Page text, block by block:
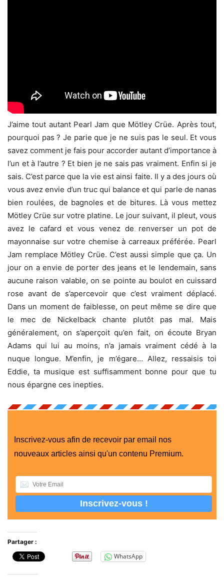
J’aime tout autant Pearl Jam que Mötley Crüe. Après tout,
pourquoi pas ? Je parie que je ne suis pas le seul. Et vous
savez comment je fais pour accorder autant d’importance à
l’un et à l’autre ? Et bien je ne sais pas vraiment. Enfin si je
sais. C’est parce que la vie est ainsi faite. Il y a des jours où
vous avez envie d’un truc qui balance et qui parle de nanas
bien roulées, de bagnoles et de bitures. Là vous mettez
Mötley Crüe sur votre platine. Le jour suivant, il pleut, vous
avez le cafard et vous venez de renverser un pot de
mayonnaise sur votre chemise à carreaux préférée. Pearl
Jam remplace Mötley Crüe. C’est aussi simple que ça. Un
jour on a envie de porter des jeans et le lendemain, sans
aucune raison valable, on se pointe au boulot en cuissard
rose avant de s’apercevoir que c’est vraiment déplacé.
Dans un moment de faiblesse, on peut même se dire que
le mec de Nickelback chante plutôt pas mal. Mais
généralement, on s’aperçoit qu’en fait, on écoute Bryan
Adams qui lui au moins, n’a jamais vraiment cédé à la
nuque longue. M’enfin, je m’égare… Allez, ressaisis toi
Eddie, ta musique est suffisamment bonne pour que tu
nous épargne ces inepties.
Inscrivez-vous afin de recevoir par email nos
nouveaux articles ainsi qu'un contenu Premium.
Partager :
WhatsApp